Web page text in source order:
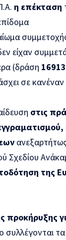
η επέκταση
είχαν
(δράση 16913
σε
στις
Σχεδίου
της
προκήρυξης
τα